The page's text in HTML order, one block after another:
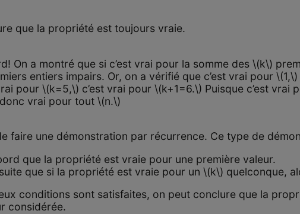
que la propriété est toujours vraie.
On a montré que si c’est vrai pour la somme des \(k\)
entiers impairs. Or, on a vérifié que c’est vrai pour
pour \(k=5,\) c’est vrai pour \(k+1=6.\) Puisque c’est
donc vrai pour tout \(n.\)
faire une démonstration par récurrence. Ce type de
que la propriété est vraie pour une première valeur.
que si la propriété est vraie pour un \(k\) quelconque,
conditions sont satisfaites, on peut conclure que la
considérée.